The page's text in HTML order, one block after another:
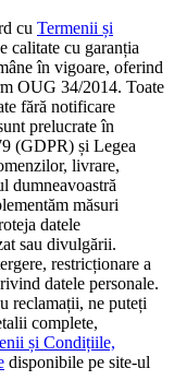
cu Termenii și
calitate cu garanția
în vigoare, oferind
OUG 34/2014. Toate
fără notificare
prelucrate în
(GDPR) și Legea
livrare,
dumneavoastră
măsuri
datele
sau divulgării.
restricționare a
datele personale.
reclamații, ne puteți
complete,
și Condițiile,
disponibile pe site-ul